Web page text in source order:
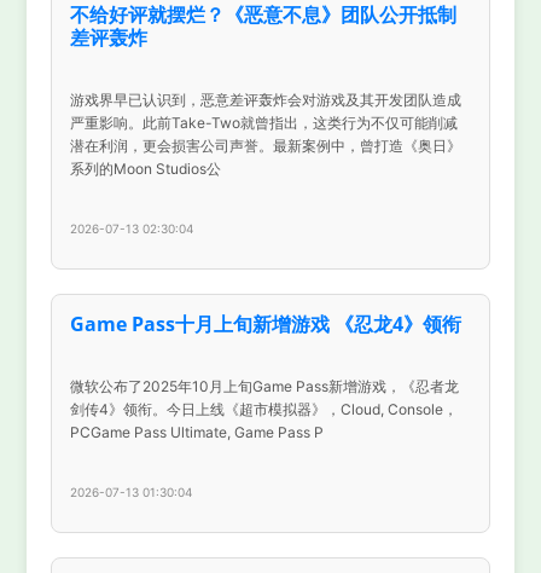
不给好评就摆烂？《恶意不息》团队公开抵制
差评轰炸
游戏界早已认识到，恶意差评轰炸会对游戏及其开发团队造成
严重影响。此前Take-Two就曾指出，这类行为不仅可能削减
潜在利润，更会损害公司声誉。最新案例中，曾打造《奥日》
系列的Moon Studios公
2026-07-13 02:30:04
Game Pass十月上旬新增游戏 《忍龙4》领衔
微软公布了2025年10月上旬Game Pass新增游戏，《忍者龙
剑传4》领衔。今日上线《超市模拟器》，Cloud, Console，
PCGame Pass Ultimate, Game Pass P
2026-07-13 01:30:04